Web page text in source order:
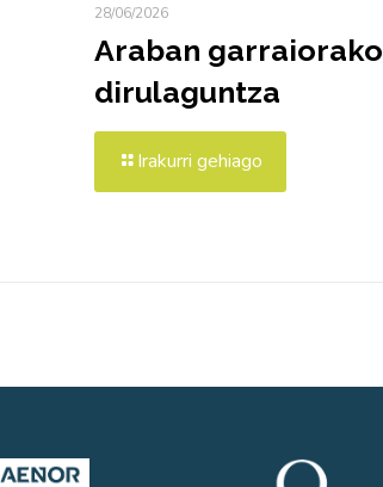
28/06/2026
Araban garraiorako
dirulaguntza
Irakurri gehiago